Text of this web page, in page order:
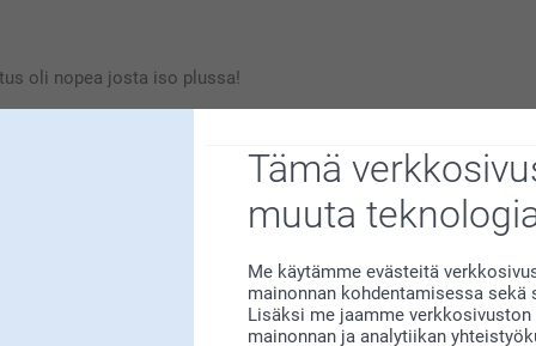
Tämä
muuta
Me käytämme evästeitä
mainonnan kohdentamisessa
Lisäksi me jaamme
mainonnan ja analytiikan
oli nopea josta iso plussa!
erittäin tärkeää. Kiva että pidät kassista,